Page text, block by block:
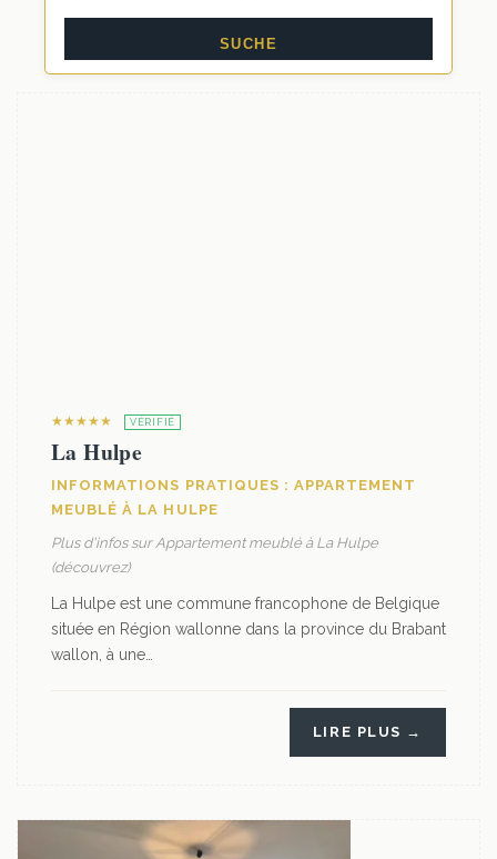
★★★★★ VÉRIFIÉ
La Hulpe
INFORMATIONS PRATIQUES : APPARTEMENT
MEUBLÉ À LA HULPE
Plus d'infos sur Appartement meublé à La Hulpe
(découvrez)
La Hulpe est une commune francophone de Belgique
située en Région wallonne dans la province du Brabant
wallon, à une…
LIRE PLUS →